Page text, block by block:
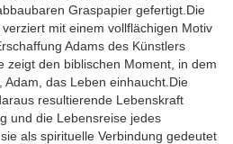
Graspapier gefertigt.Die
mit einem vollflächigen Motiv
Adams des Künstlers
zeigt den biblischen Moment, in dem
das Leben einhaucht.Die
resultierende Lebenskraft
und die Lebensreise jedes
als spirituelle Verbindung gedeutet